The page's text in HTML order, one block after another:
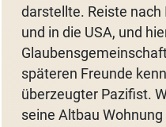
darstellte. Reiste nach
und in die USA, und
späteren Freunde
überzeugter Pazifist.
seine Altbau